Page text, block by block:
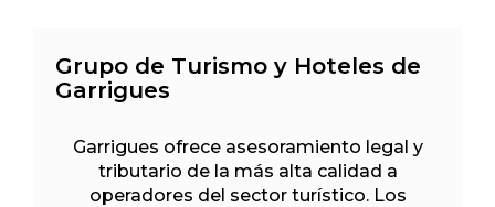
Grupo de Turismo y Hoteles de
Garrigues
Garrigues ofrece asesoramiento legal y
tributario de la más alta calidad a
operadores del sector turístico. Los